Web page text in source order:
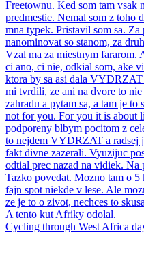
Cycling through West Africa